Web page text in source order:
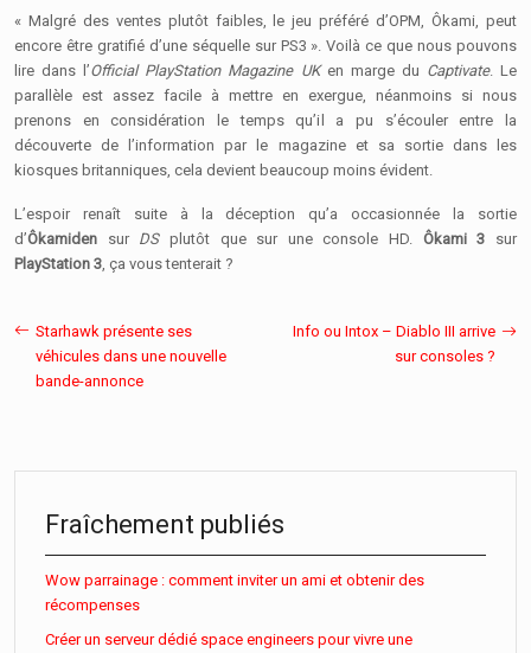
« Malgré des ventes plutôt faibles, le jeu préféré d’OPM, Ôkami, peut
encore être gratifié d’une séquelle sur PS3 ». Voilà ce que nous pouvons
lire dans l’Official PlayStation Magazine UKen marge du Captivate. Le
parallèle est assez facile à mettre en exergue, néanmoins si nous
prenons en considération le temps qu’il a pu s’écouler entre la
découverte de l’information par le magazine et sa sortie dans les
kiosques britanniques, cela devient beaucoup moins évident.
L’espoir renaît suite à la déception qu’a occasionnée la sortie
d’Ôkamiden sur DSplutôt que sur une console HD. Ôkami 3 sur
PlayStation 3 , ça vous tenterait ?
Starhawk présente ses
véhicules dans une nouvelle
bande-annonce
Info ou Intox – Diablo III arrive
sur consoles ?
Fraîchement publiés
Wow parrainage : comment inviter un ami et obtenir des
récompenses
Créer un serveur dédié space engineers pour vivre une